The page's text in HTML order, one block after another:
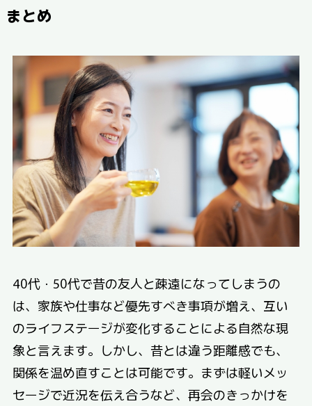
まとめ
40代・50代で昔の友人と疎遠になってしまうの
は、家族や仕事など優先すべき事項が増え、互い
のライフステージが変化することによる自然な現
象と言えます。しかし、昔とは違う距離感でも、
関係を温め直すことは可能です。まずは軽いメッ
セージで近況を伝え合うなど、再会のきっかけを